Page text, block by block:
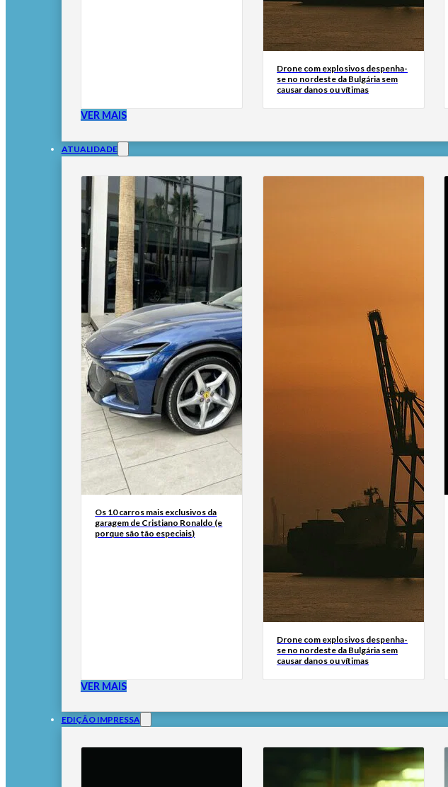
Drone com explosivos despenha-
se no nordeste da Bulgária sem
causar danos ou vítimas
VER MAIS
ATUALIDADE
Os 10 carros mais exclusivos da
garagem de Cristiano Ronaldo (e
porque são tão especiais)
Drone com explosivos despenha-
se no nordeste da Bulgária sem
causar danos ou vítimas
VER MAIS
EDIÇÃO IMPRESSA